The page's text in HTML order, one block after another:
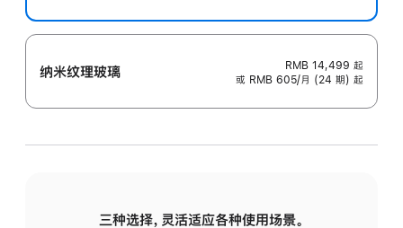
纳米纹理玻璃 RMB 14,499 起
或 RMB 605/月 (24 期) 起
三种选择，灵活适应各种使用场景。